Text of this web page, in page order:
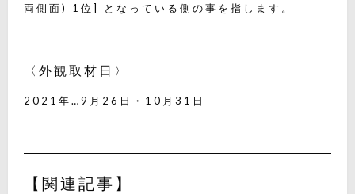
両側面) 1位] となっている側の事を指します。
〈外観取材日〉
2021年…9月26日・10月31日
【関連記事】